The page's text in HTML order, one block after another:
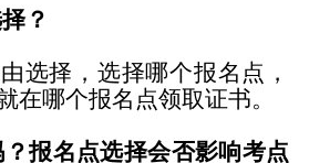
？
选择，选择哪个报名点，
在哪个报名点领取证书。
报名 点选择会否影响考点